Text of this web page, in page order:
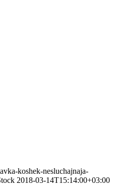
koshek-nesluchajnaja-
2018-03-14T15:14:00+03:00